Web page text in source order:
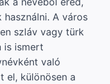
A város
szláv vagy türk
is ismert
való
el, különösen a